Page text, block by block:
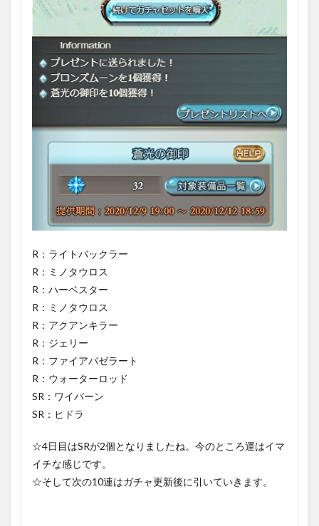
R：ライトバックラー
R：ミノタウロス
R：ハーベスター
R：ミノタウロス
R：アクアンキラー
R：ジェリー
R：ファイアバゼラート
R：ウォーターロッド
SR：ワイバーン
SR：ヒドラ
☆4日目はSRが2個となりましたね。今のところ運はイマ
イチな感じです。
☆そして次の10連はガチャ更新後に引いていきます。